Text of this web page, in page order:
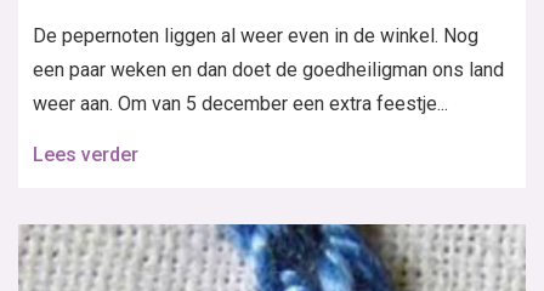
De pepernoten liggen al weer even in de winkel. Nog
een paar weken en dan doet de goedheiligman ons land
weer aan. Om van 5 december een extra feestje...
Lees verder